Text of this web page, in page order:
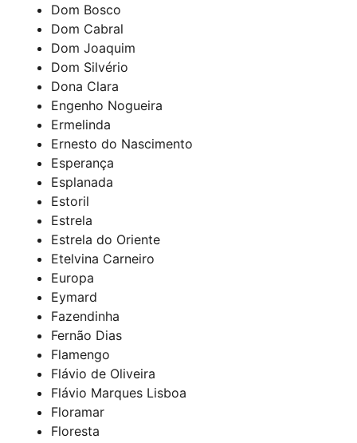
Dom Bosco
Dom Cabral
Dom Joaquim
Dom Silvério
Dona Clara
Engenho Nogueira
Ermelinda
Ernesto do Nascimento
Esperança
Esplanada
Estoril
Estrela
Estrela do Oriente
Etelvina Carneiro
Europa
Eymard
Fazendinha
Fernão Dias
Flamengo
Flávio de Oliveira
Flávio Marques Lisboa
Floramar
Floresta